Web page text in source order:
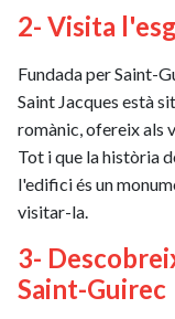
2- Visita
Fundada per Saint-
Saint Jacques està
romànic, ofereix als
Tot i que la història
l'edifici és un
visitar-la.
3-
Saint-Guirec